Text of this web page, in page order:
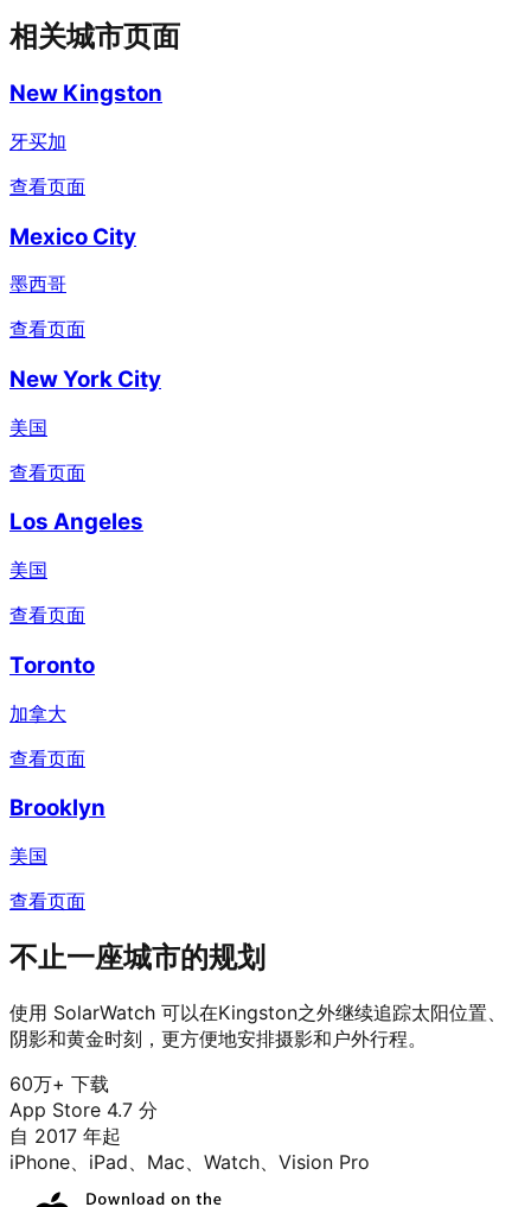
相关城市页面
New Kingston
牙买加
查看页面
Mexico City
墨西哥
查看页面
New York City
美国
查看页面
Los Angeles
美国
查看页面
Toronto
加拿大
查看页面
Brooklyn
美国
查看页面
不止一座城市的规划
使用 SolarWatch 可以在Kingston之外继续追踪太阳位置、
阴影和黄金时刻，更方便地安排摄影和户外行程。
60万+ 下载
App Store 4.7 分
自 2017 年起
iPhone、iPad、Mac、Watch、Vision Pro